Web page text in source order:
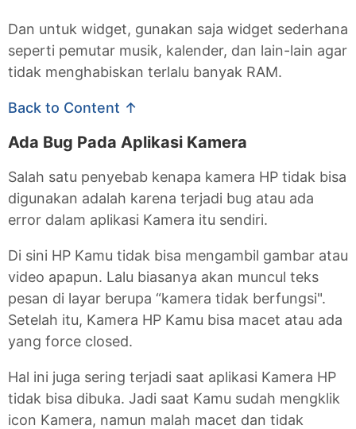
Dan untuk widget, gunakan saja widget sederhana
seperti pemutar musik, kalender, dan lain-lain agar
tidak menghabiskan terlalu banyak RAM.
Back to Content ↑
Ada Bug Pada Aplikasi Kamera
Salah satu penyebab kenapa kamera HP tidak bisa
digunakan adalah karena terjadi bug atau ada
error dalam aplikasi Kamera itu sendiri.
Di sini HP Kamu tidak bisa mengambil gambar atau
video apapun. Lalu biasanya akan muncul teks
pesan di layar berupa “kamera tidak berfungsi".
Setelah itu, Kamera HP Kamu bisa macet atau ada
yang force closed.
Hal ini juga sering terjadi saat aplikasi Kamera HP
tidak bisa dibuka. Jadi saat Kamu sudah mengklik
icon Kamera, namun malah macet dan tidak